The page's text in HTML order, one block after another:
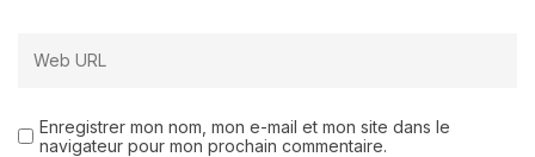
Enregistrer mon nom, mon e-mail et mon site dans le
navigateur pour mon prochain commentaire.